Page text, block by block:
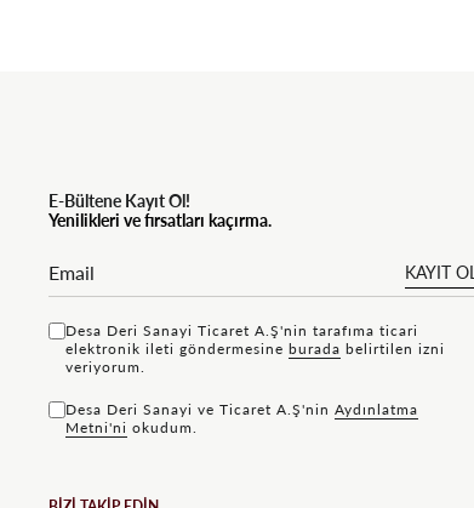
E-Bültene Kayıt Ol!
Yenilikleri ve fırsatları kaçırma.
KAYIT OL
Desa Deri Sanayi Ticaret A.Ş'nin tarafıma ticari
elektronik ileti göndermesine bu rada belirtilen izni
veriyorum.
Desa Deri Sanayi ve Ticaret A.Ş'nin Aydınlatma
Metni'ni okudum.